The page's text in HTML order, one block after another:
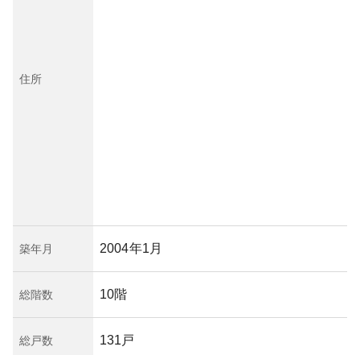
住所
築年月 2004年1月
総階数 10階
総戸数 131戸